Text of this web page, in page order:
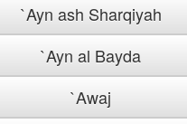
`Ayn ash Sharqiyah
`Ayn al Bayda
`Awaj